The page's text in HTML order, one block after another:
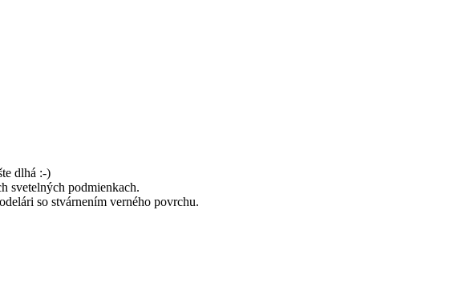
dlhá :-)
svetelných podmienkach.
so stvárnením verného povrchu.